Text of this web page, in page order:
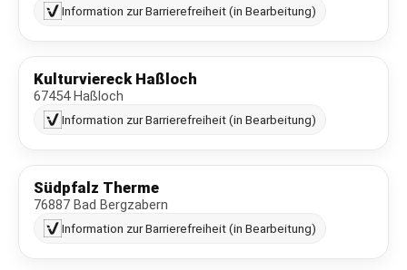
Information zur Barrierefreiheit (in Bearbeitung)
Kulturviereck Haßloch
67454 Haßloch
Information zur Barrierefreiheit (in Bearbeitung)
Südpfalz Therme
76887 Bad Bergzabern
Information zur Barrierefreiheit (in Bearbeitung)